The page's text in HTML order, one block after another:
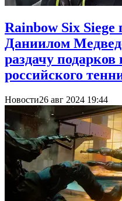
Rainbow Six Siege
Даниилом
раздачу подарков
российского
Новости26 авг 2024 19:44